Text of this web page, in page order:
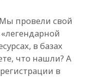
провели свой
в базах
что нашли? А
в